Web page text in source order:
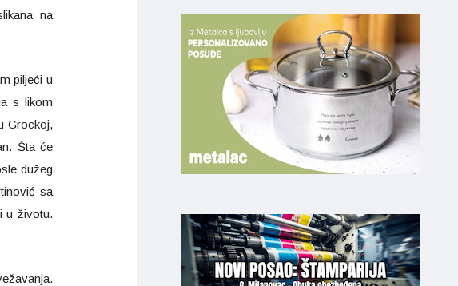
na
piljeći u
s likom
Grockoj,
Šta će
dužeg
sa
u životu.